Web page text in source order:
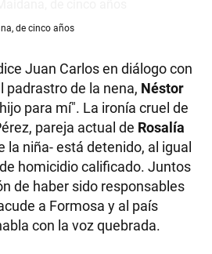
de cinco años
Juan Carlos en diálogo con
padrastro de la nena, Néstor
para mí". La ironía cruel de
pareja actual de Rosalía
la niña- está detenido, al igual
homicidio calificado. Juntos
de haber sido responsables
a Formosa y al país
con la voz quebrada.